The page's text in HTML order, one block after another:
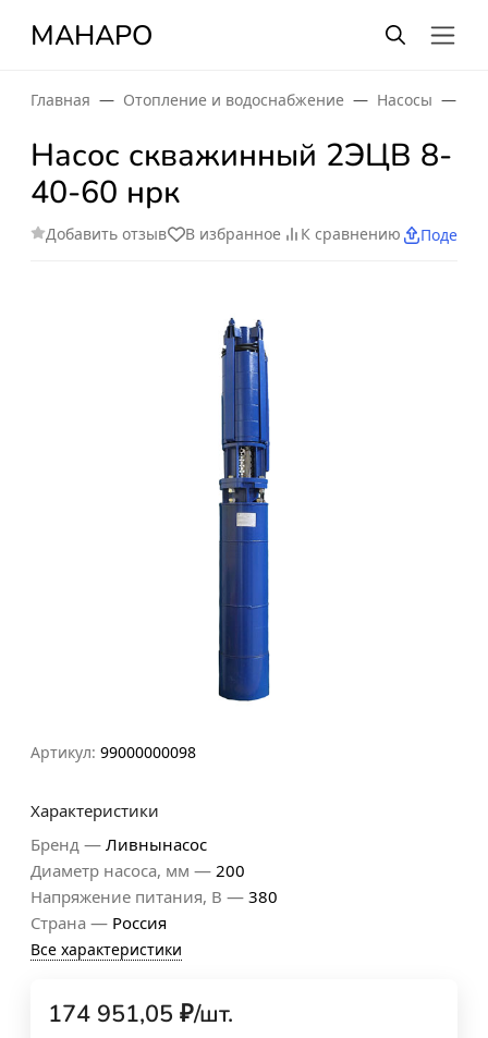
МАНАРО
Главная Отопление и водоснабжение Насосы
Насос скважинный 2ЭЦВ 8-
40-60 нрк
Добавить отзыв В избранное К сравнению
Артикул: 99000000098
Характеристики
Бренд — Ливнынасос
Диаметр насоса, мм — 200
Напряжение питания, В — 380
Страна — Россия
Все характеристики
174 951,05 ₽/шт.